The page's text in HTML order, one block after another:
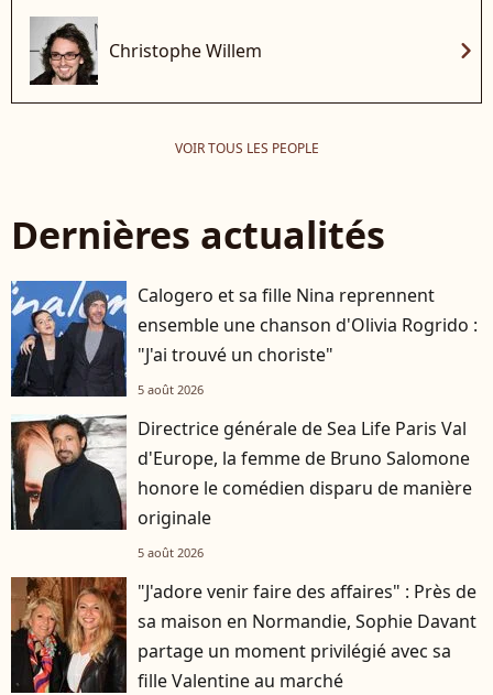
Christophe Willem chevron_right
VOIR TOUS LES PEOPLE
Dernières actualités
Calogero et sa fille Nina reprennent
ensemble une chanson d'Olivia Rogrido :
"J'ai trouvé un choriste"
5 août 2026
Directrice générale de Sea Life Paris Val
d'Europe, la femme de Bruno Salomone
honore le comédien disparu de manière
originale
5 août 2026
"J'adore venir faire des affaires" : Près de
sa maison en Normandie, Sophie Davant
partage un moment privilégié avec sa
fille Valentine au marché